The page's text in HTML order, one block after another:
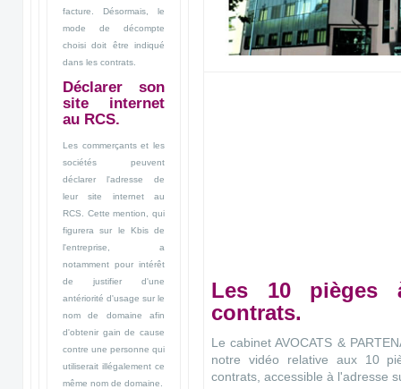
facture. Désormais, le
mode de décompte
choisi doit être indiqué
dans les contrats.
Déclarer son
site internet
au RCS.
Les commerçants et les
sociétés peuvent
déclarer l'adresse de
leur site internet au
RCS. Cette mention, qui
figurera sur le Kbis de
l'entreprise, a
notamment pour intérêt
de justifier d'une
antériorité d'usage sur le
nom de domaine afin
d'obtenir gain de cause
contre une personne qui
utiliserait illégalement ce
même nom de domaine.
Les 10 pièges
contrats.
Le cabinet AVOCATS &
notre vidéo relative aux 10
contrats, accessible à l'adresse